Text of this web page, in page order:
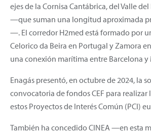
ejes de la Cornisa Cantábrica, del Valle
—que suman una longitud aproximada
—. El corredor H2med está formado por
Celorico da Beira en Portugal y Zamora
una conexión marítima entre Barcelona y
Enagás presentó, en octubre de 2024, la
convocatoria de fondos CEF para realizar
estos Proyectos de Interés Común (PCI)
También ha concedido CINEA —en esta